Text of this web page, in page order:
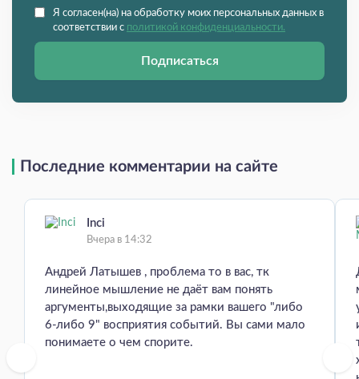
Я согласен(на) на обработку моих персональных данных в
соответствии с политикой конфиденциальности.
Подписаться
Последние комментарии на сайте
Inci
Вчера в 14:32
Андрей Латышев , проблема то в вас, тк
линейное мышление не даёт вам понять
аргументы,выходящие за рамки вашего "либо
6-либо 9" восприятия событий. Вы сами мало
понимаете о чем спорите.